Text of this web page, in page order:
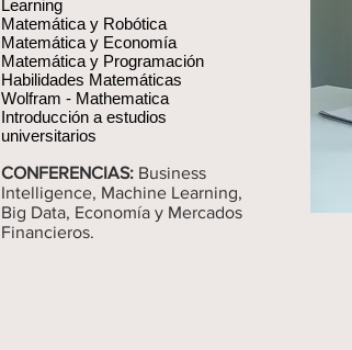
Learning
Matemática y Robótica
Matemática y Economía
Matemática y Programación
Habilidades Matemáticas
Wolfram - Mathematica
Introducción a estudios
universitarios
CONFERENCIAS: Business
Intelligence, Machine Learning,
Big Data, Economía y Mercados
Financieros.